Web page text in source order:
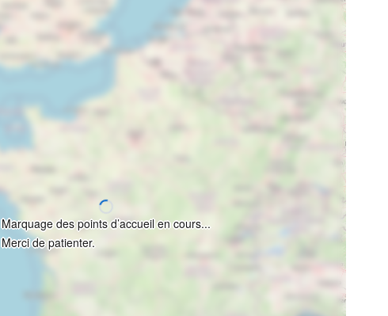
Chargement des données en cours...
Merci de patienter.